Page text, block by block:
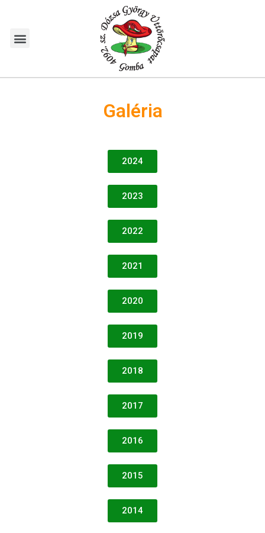
Galéria
2024
2023
2022
2021
2020
2019
2018
2017
2016
2015
2014